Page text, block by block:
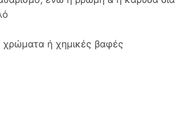
χρώματα ή χημικές βαφές